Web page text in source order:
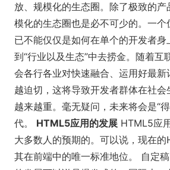
放、规模化的生态圈。除了极致的
模化的生态圈也是必不可少的。一个
已不能仅仅是如何在单个的开发者身
到“行业以及生态”中去捞金。随着互
会各行各业对快速融合、运用好最
越迫切，这将导致开发者群体在社
越来越重。毫无疑问，未来将会是“
代。 HTML5应用的发展 HTML5应
大多数人的预期的。可以说，现在
其在前端中的唯一标准地位。 自定